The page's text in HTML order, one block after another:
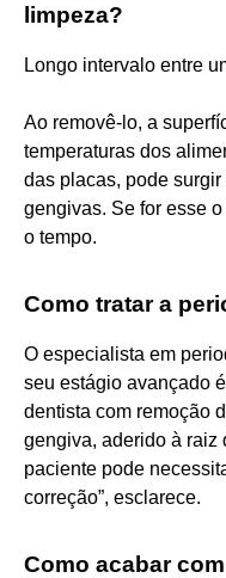
limpeza?
Longo intervalo entre
Ao removê-lo, a
temperaturas dos
das placas, pode
gengivas. Se for esse
o tempo.
Como tratar a
O especialista em
seu estágio avançado
dentista com remoção
gengiva, aderido à raiz
paciente pode
correção”, esclarece.
Como acabar